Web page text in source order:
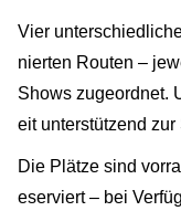
Vier
nierten Routen –
Shows zugeordnet.
eit unterstützend zur
Die Plätze sind
eserviert – bei